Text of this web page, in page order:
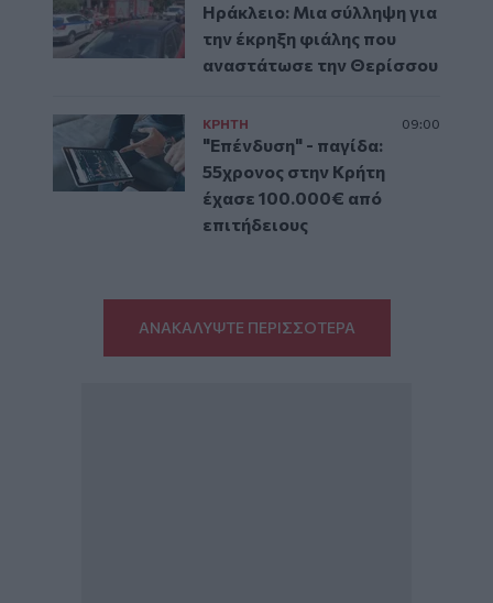
Ηράκλειο: Μια σύλληψη για
την έκρηξη φιάλης που
αναστάτωσε την Θερίσσου
ΚΡΗΤΗ 09:00
"Επένδυση" - παγίδα:
55χρονος στην Κρήτη
έχασε 100.000€ από
επιτήδειους
ΑΝΑΚΑΛΥΨΤΕ ΠΕΡΙΣΣΟΤΕΡΑ